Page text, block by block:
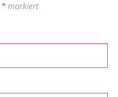
*markiert